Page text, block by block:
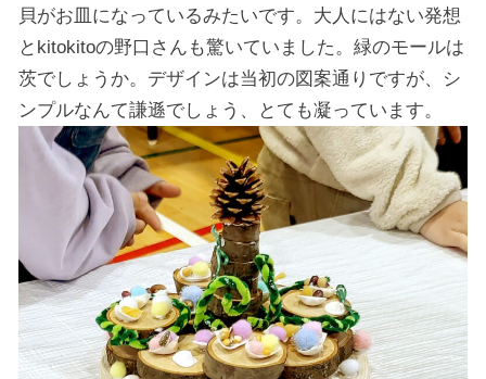
貝がお皿になっているみたいです。大人にはない発想
とkitokitoの野口さんも驚いていました。緑のモールは
茨でしょうか。デザインは当初の図案通りですが、シ
ンプルなんて謙遜でしょう、とても凝っています。